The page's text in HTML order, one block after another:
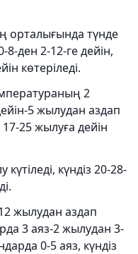
орталығында түнде
ден 2-12-ге дейін,
көтеріледі.
2
5 жылудан аздап
25 жылуға дейін
күндіз 20-28-
жылудан аздап
3 аяз-2 жылудан 3-
0-5 аяз, күндіз